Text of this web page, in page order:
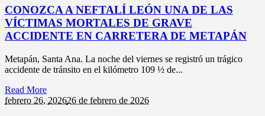
CONOZCA A NEFTALÍ LEÓN UNA DE LAS
VÍCTIMAS MORTALES DE GRAVE
ACCIDENTE EN CARRETERA DE METAPÁN
Metapán, Santa Ana. La noche del viernes se registró un trágico
accidente de tránsito en el kilómetro 109 ½ de...
Read More
febrero 26, 202626 de febrero de 2026